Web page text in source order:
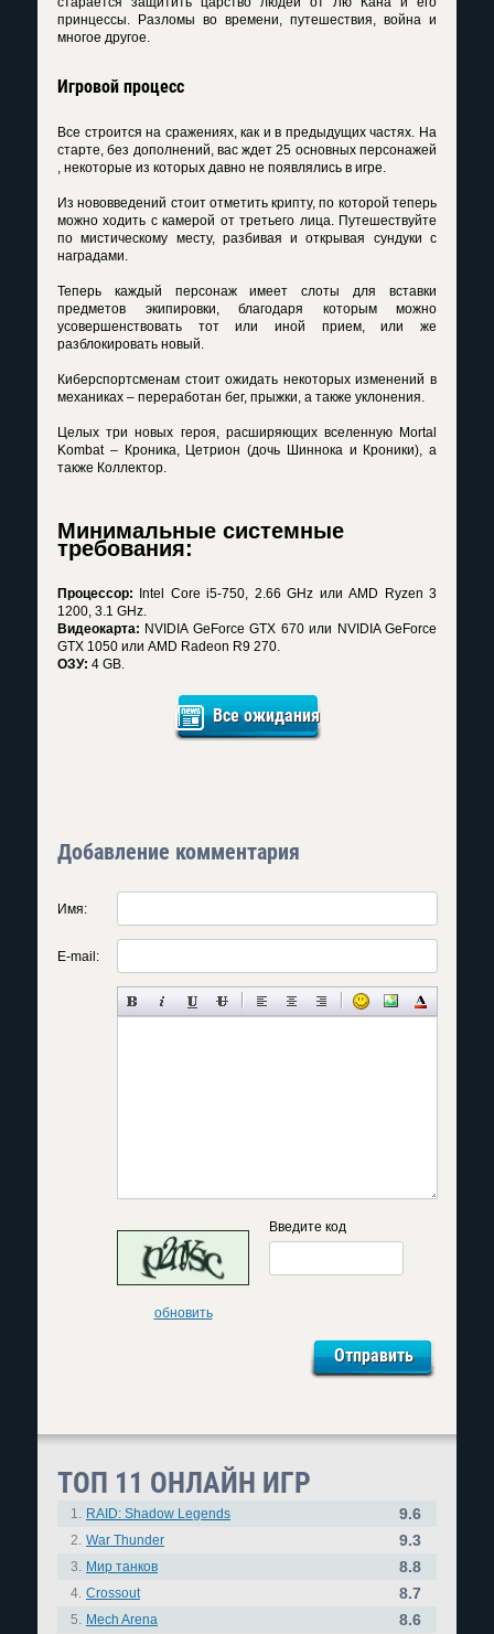
принцессы. Разломы во времени, путешествия, война и
многое другое.
Игровой процесс
Все строится на сражениях, как и в предыдущих частях. На
старте, без дополнений, вас ждет 25 основных персонажей
, некоторые из которых давно не появлялись в игре.
Из нововведений стоит отметить крипту, по которой теперь
можно ходить с камерой от третьего лица. Путешествуйте
по мистическому месту, разбивая и открывая сундуки с
наградами.
Теперь каждый персонаж имеет слоты для вставки
предметов экипировки, благодаря которым можно
усовершенствовать тот или иной прием, или же
разблокировать новый.
Киберспортсменам стоит ожидать некоторых изменений в
механиках – переработан бег, прыжки, а также уклонения.
Целых три новых героя, расширяющих вселенную Mortal
Kombat – Кроника, Цетрион (дочь Шиннока и Кроники), а
также Коллектор.
Минимальные системные
требования:
Процессор: Intel Core i5-750, 2.66 GHz или AMD Ryzen 3
1200, 3.1 GHz.
Видеокарта: NVIDIA GeForce GTX 670 или NVIDIA GeForce
GTX 1050 или AMD Radeon R9 270.
ОЗУ: 4 GB.
Все ожидания
Добавление комментария
Имя:
E-mail:
обновить
Введите код
ТОП 11 ОНЛАЙН ИГР
1. RAID: Shadow Legends 9.6
2. War Thunder 9.3
3. Мир танков 8.8
4. Crossout 8.7
5. Mech Arena 8.6